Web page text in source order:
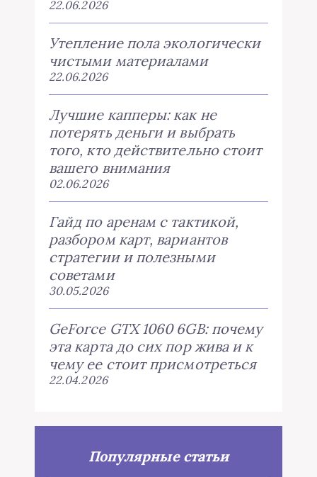
22.06.2026
Утепление пола экологически
чистыми материалами
22.06.2026
Лучшие капперы: как не
потерять деньги и выбрать
того, кто действительно стоит
вашего внимания
02.06.2026
Гайд по аренам с тактикой,
разбором карт, вариантов
стратегии и полезными
советами
30.05.2026
GeForce GTX 1060 6GB: почему
эта карта до сих пор жива и к
чему ее стоит присмотреться
22.04.2026
Популярные статьи